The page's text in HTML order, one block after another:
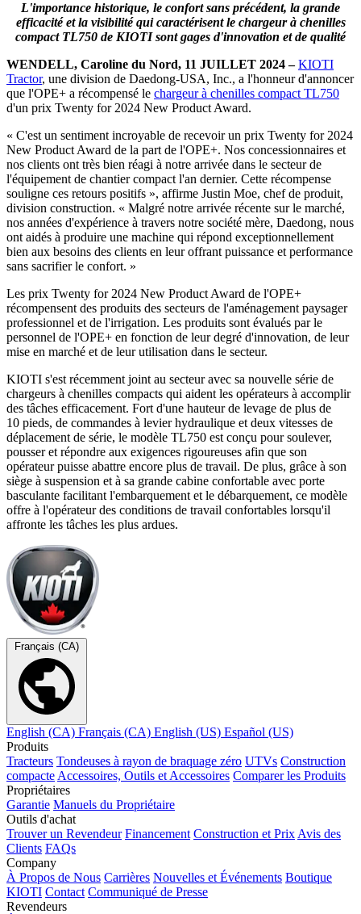
L'importance historique, le confort sans précédent, la grande
efficacité et la visibilité qui caractérisent le chargeur à chenilles
compact TL750 de KIOTI sont gages d'innovation et de qualité
WENDELL, Caroline du Nord, 11 JUILLET 2024 – KIOTI
Tractor, une division de Daedong-USA, Inc., a l'honneur d'annoncer
que l'OPE+ a récompensé le chargeur à chenilles compact TL750
d'un prix Twenty for 2024 New Product Award.
« C'est un sentiment incroyable de recevoir un prix Twenty for 2024
New Product Award de la part de l'OPE+. Nos concessionnaires et
nos clients ont très bien réagi à notre arrivée dans le secteur de
l'équipement de chantier compact l'an dernier. Cette récompense
souligne ces retours positifs », affirme Justin Moe, chef de produit,
division construction. « Malgré notre arrivée récente sur le marché,
nos années d'expérience à travers notre société mère, Daedong, nous
ont aidés à produire une machine qui répond exceptionnellement
bien aux besoins des clients en leur offrant puissance et performance
sans sacrifier le confort. »
Les prix Twenty for 2024 New Product Award de l'OPE+
récompensent des produits des secteurs de l'aménagement paysager
professionnel et de l'irrigation. Les produits sont évalués par le
personnel de l'OPE+ en fonction de leur degré d'innovation, de leur
mise en marché et de leur utilisation dans le secteur.
KIOTI s'est récemment joint au secteur avec sa nouvelle série de
chargeurs à chenilles compacts qui aident les opérateurs à accomplir
des tâches efficacement. Fort d'une hauteur de levage de plus de
10 pieds, de commandes à levier hydraulique et deux vitesses de
déplacement de série, le modèle TL750 est conçu pour soulever,
pousser et répondre aux exigences rigoureuses afin que son
opérateur puisse abattre encore plus de travail. De plus, grâce à son
siège à suspension et à sa grande cabine confortable avec porte
basculante facilitant l'embarquement et le débarquement, ce modèle
offre à l'opérateur des conditions de travail confortables lorsqu'il
affronte les tâches les plus ardues.
Français (CA)
English (CA) Français (CA) English (US) Español (US)
Produits
Tracteurs Tondeuses à rayon de braquage zéro UTVs Construction
compacte Accessoires, Outils et Accessoires Comparer les Produits
Propriétaires
Garantie Manuels du Propriétaire
Outils d'achat
Trouver un Revendeur Financement Construction et Prix Avis des
Clients FAQs
Company
À Propos de Nous Carrières Nouvelles et Événements Boutique
KIOTI Contact Communiqué de Presse
Revendeurs